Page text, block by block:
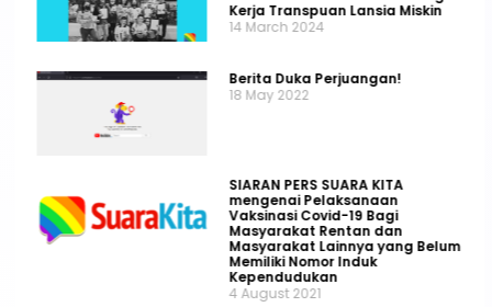
Kerja Transpuan Lansia Miskin
14 March 2024
Berita Duka Perjuangan!
18 May 2022
SIARAN PERS SUARA KITA
mengenai Pelaksanaan
Vaksinasi Covid-19 Bagi
Masyarakat Rentan dan
Masyarakat Lainnya yang Belum
Memiliki Nomor Induk
Kependudukan
4 August 2021